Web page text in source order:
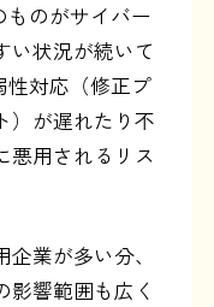
ものがサイバー
い状況が続いて
性対応（修正プ
）が遅れたり不
悪用されるリス
業が多い分、
響範囲も広く